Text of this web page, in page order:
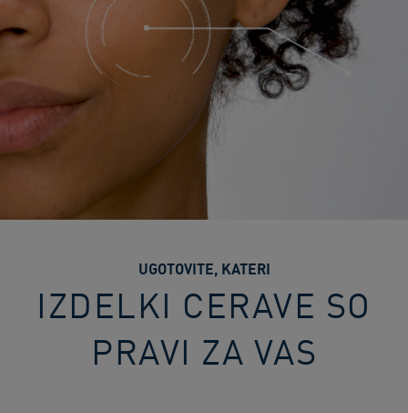
UGOTOVITE, KATERI
IZDELKI CERAVE SO
PRAVI ZA VAS